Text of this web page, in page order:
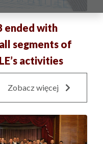
ended with
segments of
activities
Zobacz więcej